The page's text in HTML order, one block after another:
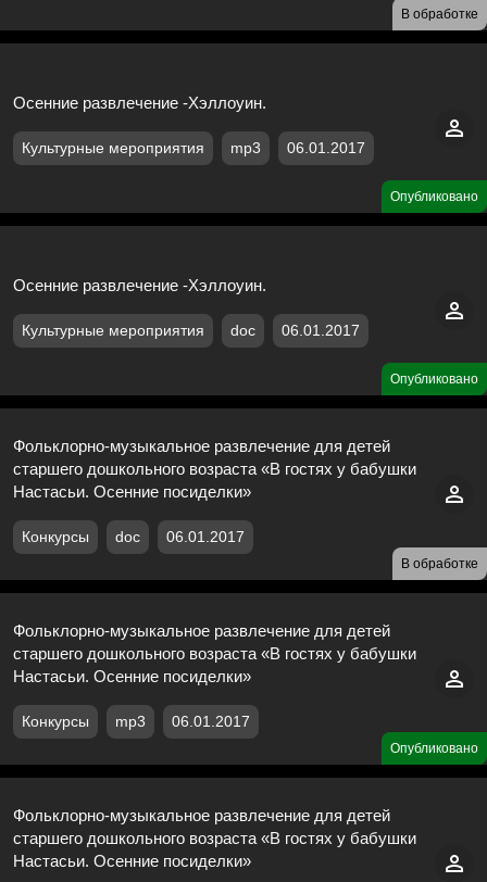
В обработке
Опубликовано
Осенние развлечение -Хэллоуин.
Культурные мероприятия mp3 06.01.2017
Опубликовано
Осенние развлечение -Хэллоуин.
Культурные мероприятия doc 06.01.2017
В обработке
Фольклорно-музыкальное развлечение для детей
старшего дошкольного возраста «В гостях у бабушки
Настасьи. Осенние посиделки»
Конкурсы doc 06.01.2017
Опубликовано
Фольклорно-музыкальное развлечение для детей
старшего дошкольного возраста «В гостях у бабушки
Настасьи. Осенние посиделки»
Конкурсы mp3 06.01.2017
Фольклорно-музыкальное развлечение для детей
старшего дошкольного возраста «В гостях у бабушки
Настасьи. Осенние посиделки»